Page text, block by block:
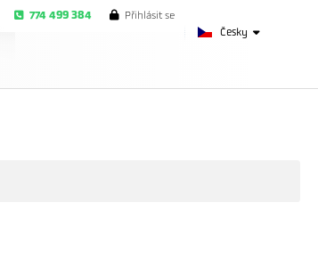
Česky
774 499 384 Přihlásit se